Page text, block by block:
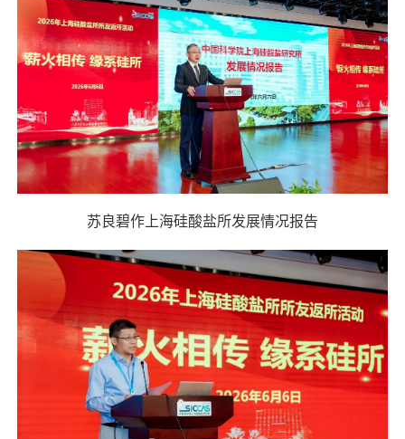
苏良碧作上海硅酸盐所发展情况报告